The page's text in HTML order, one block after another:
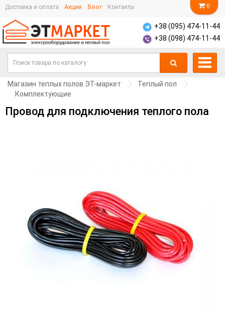
0
Доставка и оплата Акции Блог Контакты
+38 (095) 474-11-44
+38 (098) 474-11-44
Магазин теплых полов ЭТ-маркет
Теплый пол
Комплектующие
Провод для подключения теплого пола